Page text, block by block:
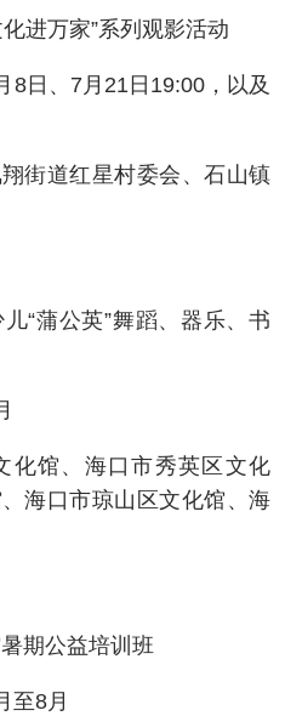
万家”系列观影活动
、7月21日19:00，以及
道红星村委会、石山镇
蒲公英”舞蹈、器乐、书
馆、海口市秀英区文化
海口市琼山区文化馆、海
期公益培训班
8月